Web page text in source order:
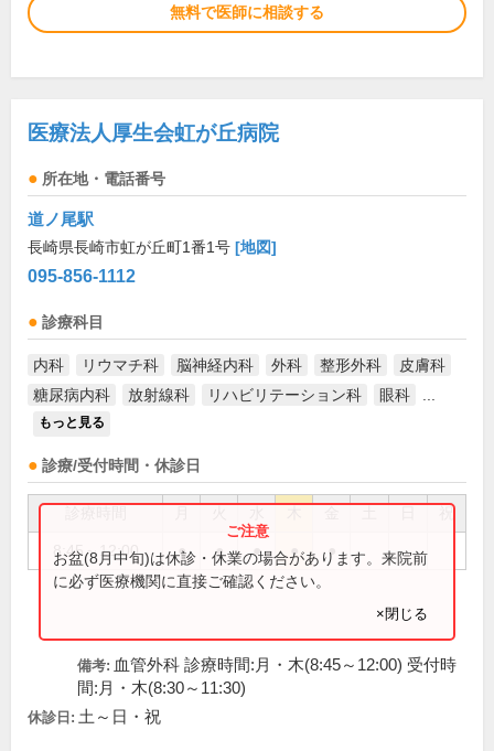
無料で医師に相談する
医療法人厚生会虹が丘病院
所在地・電話番号
道ノ尾駅
長崎県長崎市虹が丘町1番1号 [地図]
095-856-1112
診療科目
内科 リウマチ科 脳神経内科 外科 整形外科
皮膚科
糖尿病内科
放射線科 リハビリテーション科 眼科
もっと見る
診療/受付時間・休診日
祝
8:45～12:00 ● ● ● ● ●
お盆(8月中旬)は休診・休業の場合があります。来院前
に必ず医療機関に直接ご確認ください。
×閉じる
備考: 血管外科 診療時間:月・木(8:45～12:00) 受付時
間:月・木(8:30～11:30)
休診日: 土～日・祝